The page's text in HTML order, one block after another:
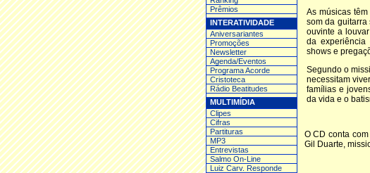
Prêmios
INTERATIVIDADE
Aniversariantes
Promoções
Newsletter
Agenda/Eventos
Programa Acorde
Cristoteca
Rádio Beatitudes
MULTIMÍDIA
Clipes
Cifras
Partituras
MP3
Entrevistas
Salmo On-Line
Luiz Carv. Responde
As músicas
som da guitarra
ouvinte a
da
shows e
Segundo o
necessitam
famílias e
da vida e o
O CD conta
Gil Duarte,